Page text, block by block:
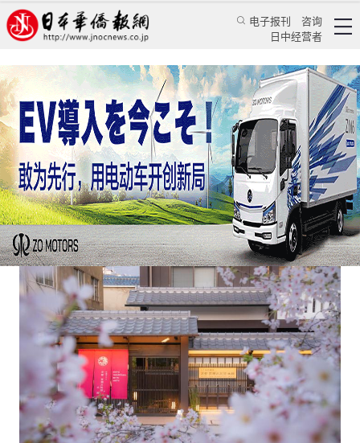
电子报刊
咨询
日中经营者
日本民宿迎来最新利好消息，全盘复苏指日可待
颜丹丹 日本新闻 经济视野
日本华侨报 2023/3/16 13:13:35